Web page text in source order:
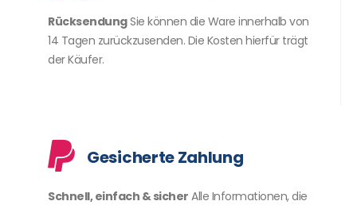
RücksendungSie können die Ware innerhalb von
14 Tagen zurückzusenden. Die Kosten hierfür trägt
der Käufer.
Gesicherte Zahlung
Schnell, einfach & sicher Alle Informationen, die